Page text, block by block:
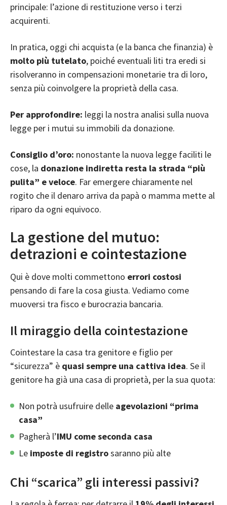
principale: l’azione di restituzione verso i terzi
acquirenti.
In pratica, oggi chi acquista (e la banca che finanzia) è
molto più tutelato, poiché eventuali liti tra eredi si
risolveranno in compensazioni monetarie tra di loro,
senza più coinvolgere la proprietà della casa.
Per approfondire: leggi la nostra analisi sulla nuova
legge per i mutui su immobili da donazione.
Consiglio d’oro: nonostante la nuova legge faciliti le
cose, la donazione indiretta resta la strada “più
pulita” e veloce. Far emergere chiaramente nel
rogito che il denaro arriva da papà o mamma mette al
riparo da ogni equivoco.
La gestione del mutuo:
detrazioni e cointestazione
Qui è dove molti commettono errori costosi
pensando di fare la cosa giusta. Vediamo come
muoversi tra fisco e burocrazia bancaria.
Il miraggio della cointestazione
Cointestare la casa tra genitore e figlio per
“sicurezza” è quasi sempre una cattiva idea. Se il
genitore ha già una casa di proprietà, per la sua quota:
Non potrà usufruire delle agevolazioni “prima
casa”
Pagherà l’IMU come seconda casa
Le imposte di registrosaranno più alte
Chi “scarica” gli interessi passivi?